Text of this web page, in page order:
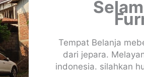
Tempat Belanja
dari jepara.
indonesia. silahkan